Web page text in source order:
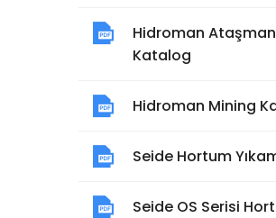
Hidroman
Katalog
Hidroman Mining
Seide Hortum
Seide OS Serisi